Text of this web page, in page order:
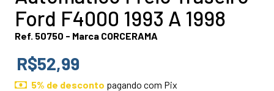
Ford F4000 1993 A 1998
Ref. 50750 - Marca CORCERAMA
R$52,99
5% de desconto pagando com Pix